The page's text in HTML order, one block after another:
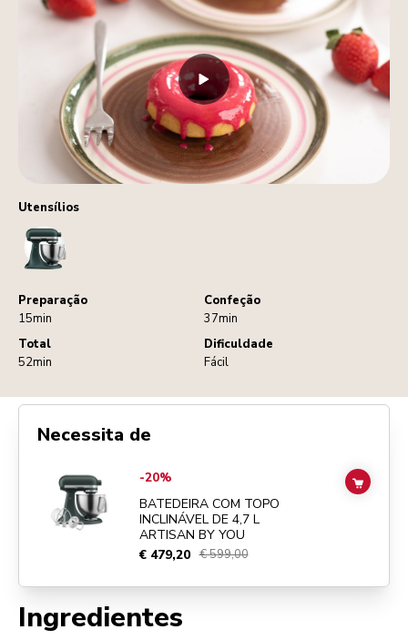
Utensílios
StandMixer
Preparação
15min
Confeção
37min
Total
52min
Dificuldade
Fácil
Ingredientes
Necessita de
Go toBATEDEIRA COM TOPO INCLINÁVEL DE 4,7 L ARTISAN BY
-20%
BATEDEIRA COM TOPO
INCLINÁVEL DE 4,7 L
ARTISAN BY YOU
€ 479,20 € 599,00
ADD